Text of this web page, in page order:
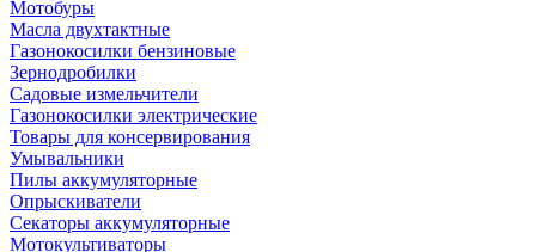
Мотобуры
Масла двухтактные
Газонокосилки бензиновые
Зернодробилки
Садовые измельчители
Газонокосилки электрические
Товары для консервирования
Умывальники
Пилы аккумуляторные
Опрыскиватели
Секаторы аккумуляторные
Мотокультиваторы